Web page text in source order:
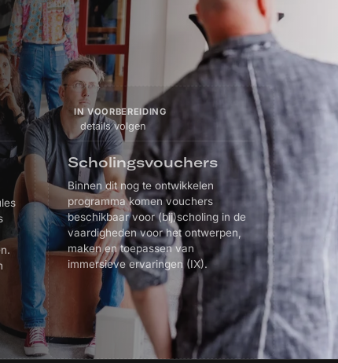
IN VOORBEREIDING
details volgen
Scholingsvouchers
Binnen dit nog te ontwikkelen
programma komen vouchers
beschikbaar voor (bij)scholing in de
vaardigheden voor het ontwerpen,
maken en toepassen van
immersieve ervaringen (IX).